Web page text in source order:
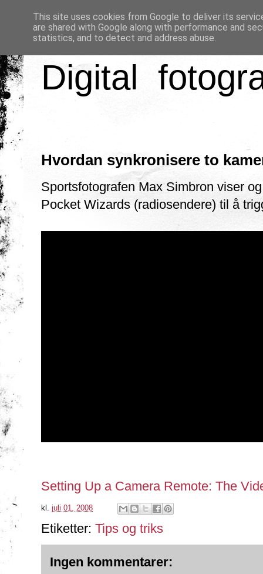
Digital
Hvordan synkronisere to
Sportsfotografen Max Simbron viser
Pocket Wizards (radiosendere) til å
Setting Up a Camera Remote: The
kl. juli 01, 2008
Etiketter: Tips og triks
Ingen kommentarer:
This site uses cookies from Google to deliver its
are shared with Google along with performance and
statistics, and to detect and address abuse.